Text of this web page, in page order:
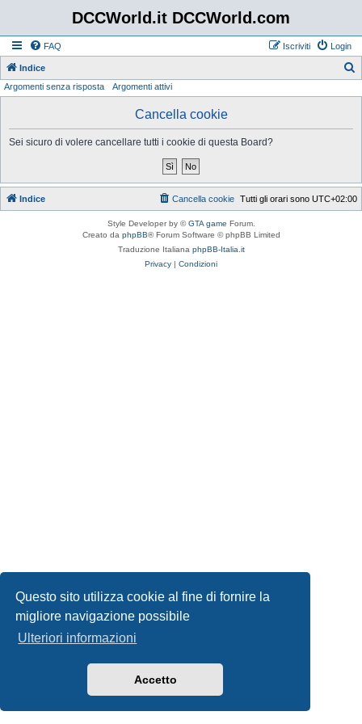
Questo sito utilizza cookie al fine di fornire la
migliore navigazione possibile
Ulteriori informazioni
Accetto
DCCWorld.it DCCWorld.com
FAQ Login
Iscriviti
Indice
Argomenti senza risposta Argomenti attivi
Cancella cookie
Sei sicuro di volere cancellare tutti i cookie di questa Board?
Indice Tutti gli orari sono UTC+02:00
Cancella cookie
Style Developer by ©GTA game Forum.
Creato da phpBB® Forum Software © phpBB Limited
Traduzione Italiana phpBB-Italia.it
Privacy | Condizioni